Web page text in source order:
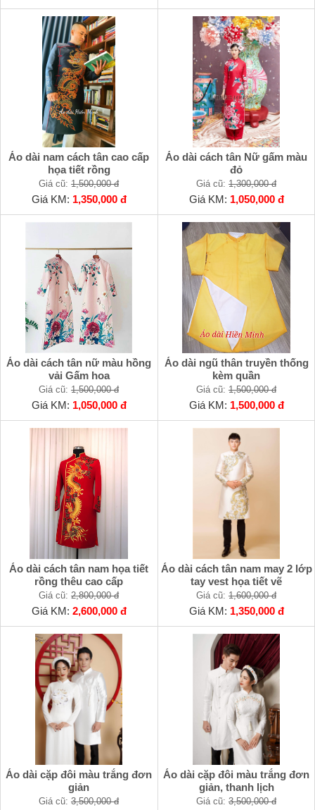
Áo dài nam cách tân cao cấp
họa tiết rồng
Giá cũ: 1,500,000 đ
Giá KM: 1,350,000 đ
Áo dài cách tân Nữ gấm màu
đỏ
Giá cũ: 1,300,000 đ
Giá KM: 1,050,000 đ
Áo dài cách tân nữ màu hồng
vải Gấm hoa
Giá cũ: 1,500,000 đ
Giá KM: 1,050,000 đ
Áo dài ngũ thân truyền thống
kèm quần
Giá cũ: 1,500,000 đ
Giá KM: 1,500,000 đ
Áo dài cách tân nam họa tiết
rồng thêu cao cấp
Giá cũ: 2,800,000 đ
Giá KM: 2,600,000 đ
Áo dài cách tân nam may 2 lớp
tay vest họa tiết vẽ
Giá cũ: 1,600,000 đ
Giá KM: 1,350,000 đ
Áo dài cặp đôi màu trắng đơn
giản
Giá cũ: 3,500,000 đ
Áo dài cặp đôi màu trắng đơn
giản, thanh lịch
Giá cũ: 3,500,000 đ